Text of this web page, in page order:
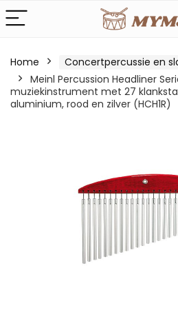
Home Concertpercussie en
Meinl Percussion Headliner
muziekinstrument met 27
aluminium, rood en zilver (HCH1R)